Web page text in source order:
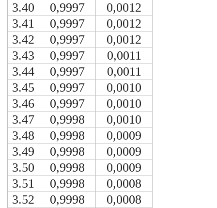
3.40
0,9997
0,0012
3.41
0,9997
0,0012
3.42
0,9997
0,0012
3.43
0,9997
0,0011
3.44
0,9997
0,0011
3.45
0,9997
0,0010
3.46
0,9997
0,0010
3.47
0,9998
0,0010
3.48
0,9998
0,0009
3.49
0,9998
0,0009
3.50
0,9998
0,0009
3.51
0,9998
0,0008
3.52
0,9998
0,0008